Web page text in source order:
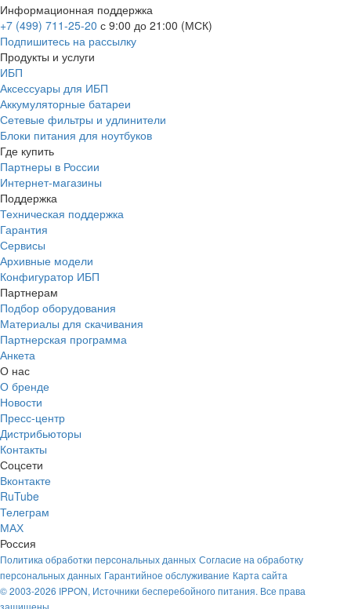
Информационная поддержка
+7 (499) 711-25-20 с 9:00 до 21:00 (МСК)
Подпишитесь на рассылку
Продукты и услуги
ИБП
Аксессуары для ИБП
Аккумуляторные батареи
Сетевые фильтры и удлинители
Блоки питания для ноутбуков
Где купить
Партнеры в России
Интернет-магазины
Поддержка
Техническая поддержка
Гарантия
Сервисы
Архивные модели
Конфигуратор ИБП
Партнерам
Подбор оборудования
Материалы для скачивания
Партнерская программа
Анкета
О нас
О бренде
Новости
Пресс-центр
Дистрибьюторы
Контакты
Соцсети
Вконтакте
RuTube
Телеграм
МАХ
Россия
Политика обработки персональных данных Согласие на обработку
персональных данных Гарантийное обслуживание Карта сайта
© 2003-2026 IPPON, Источники бесперебойного питания. Все права
защищены.